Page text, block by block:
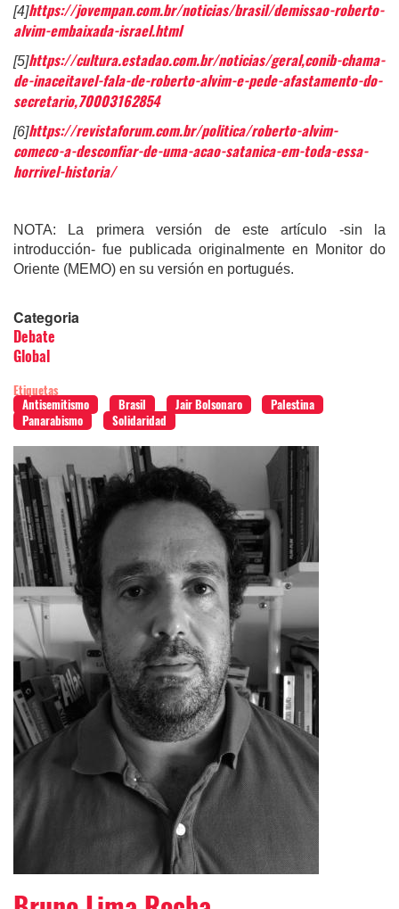
[4]https://jovempan.com.br/noticias/brasil/demissao-roberto-
alvim-embaixada-israel.html
[5]https://cultura.estadao.com.br/noticias/geral,conib-chama-
de-inaceitavel-fala-de-roberto-alvim-e-pede-afastamento-do-
secretario,70003162854
[6]https://revistaforum.com.br/politica/roberto-alvim-
comeco-a-desconfiar-de-uma-acao-satanica-em-toda-essa-
horrivel-historia/
NOTA: La primera versión de este artículo -sin la
introducción- fue publicada originalmente en Monitor do
Oriente (MEMO) en su versión en portugués.
Categoria
Debate
Global
Etiquetas
Antisemitismo
Brasil Jair Bolsonaro
Palestina
Panarabismo
Solidaridad